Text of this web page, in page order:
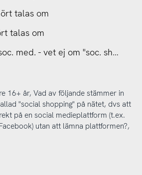
talas om
talas om
med. - vet ej om "soc. sh…
16+ år, Vad av följande stämmer in
"social shopping" på nätet, dvs att
på en social medieplattform (t.ex.
utan att lämna plattformen?,